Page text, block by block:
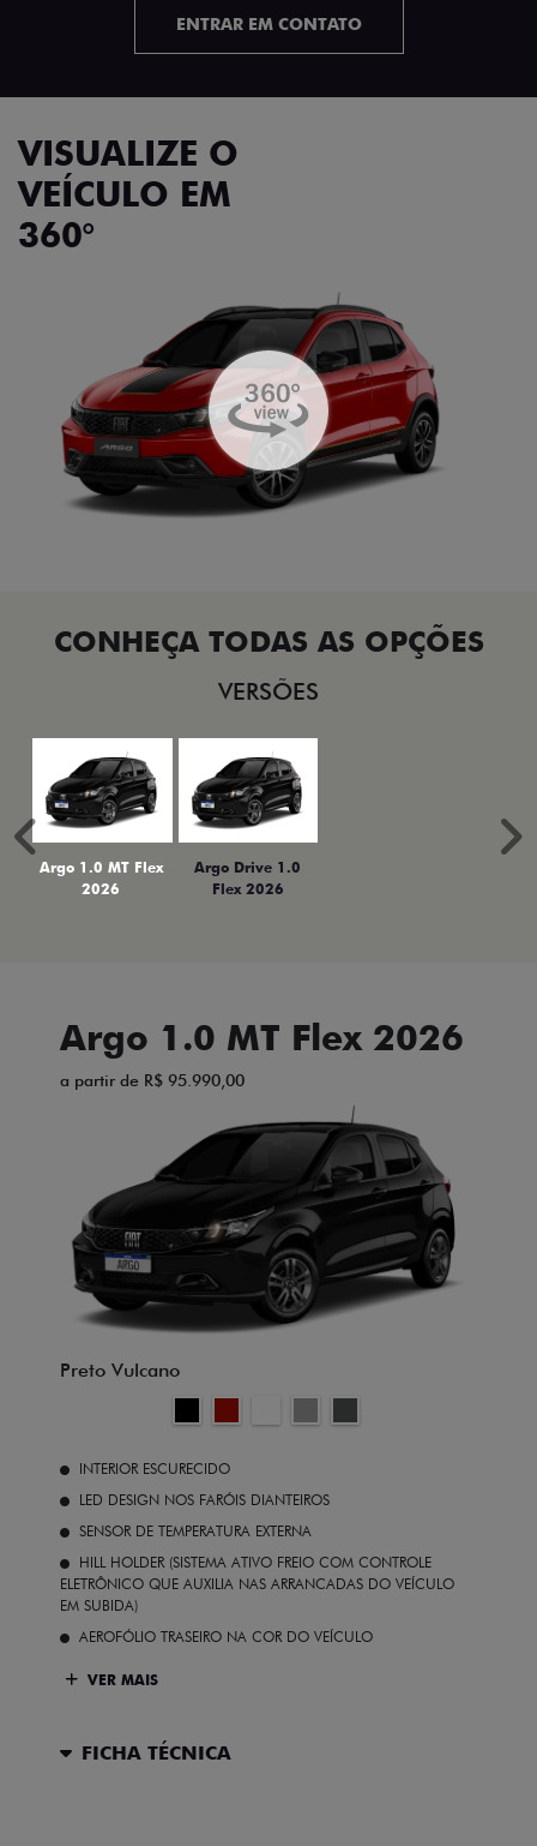
ENTRAR EM CONTATO
VISUALIZE O
VEÍCULO EM
360°
VERSÕES
Argo 1.0 MT Flex
2026
Argo Drive 1.0
Flex 2026
Anterior
Argo 1.0 MT Flex 2026
a partir de R$ 95.990,00
Preto Vulcano
INTERIOR ESCURECIDO
LED DESIGN NOS FARÓIS DIANTEIROS
SENSOR DE TEMPERATURA EXTERNA
HILL HOLDER (SISTEMA ATIVO FREIO COM CONTROLE
ELETRÔNICO QUE AUXILIA NAS ARRANCADAS DO VEÍCULO
EM SUBIDA)
AEROFÓLIO TRASEIRO NA COR DO VEÍCULO
VER MAIS
FICHA TÉCNICA